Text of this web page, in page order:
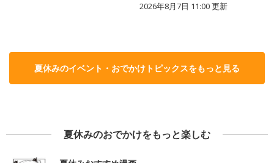
2026年8月7日 11:00更新
夏休みのイベント・おでかけトピックスをもっと見る
夏休みのおでかけをもっと楽しむ